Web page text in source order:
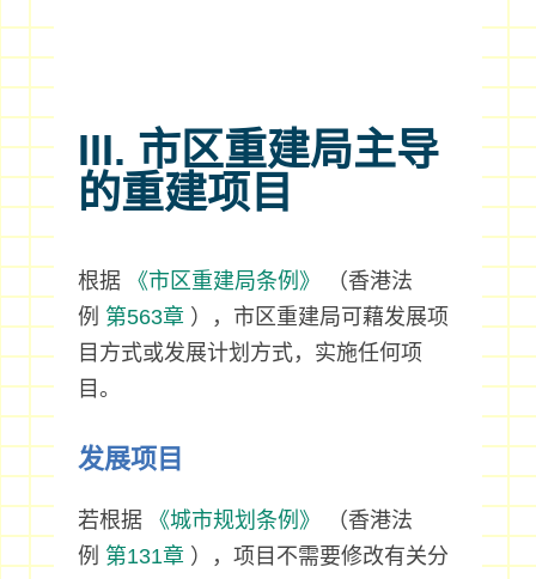
III. 市区重建局主导
的重建项目
根据 《市区重建局条例》
（香港法
例 第563章），市区重建局可藉发展项
目方式或发展计划方式，实施任何项
目。
发展项目
若根据 《城市规划条例》
（香港法
例 第131章），项目不需要修改有关分